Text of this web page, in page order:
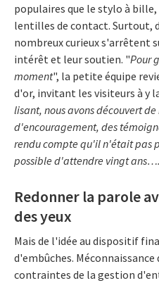
populaires que le stylo à
lentilles de contact. Surtout,
nombreux curieux s'arrêtent
intérêt et leur soutien. "Pour
moment", la petite équipe
d'or, invitant les visiteurs à y
lisant, nous avons découvert
d'encouragement, des
rendu compte qu'il n'était pas
possible d'attendre vingt ans….
Redonner la parole
des yeux
Mais de l'idée au dispositif
d'embûches.
contraintes de la gestion